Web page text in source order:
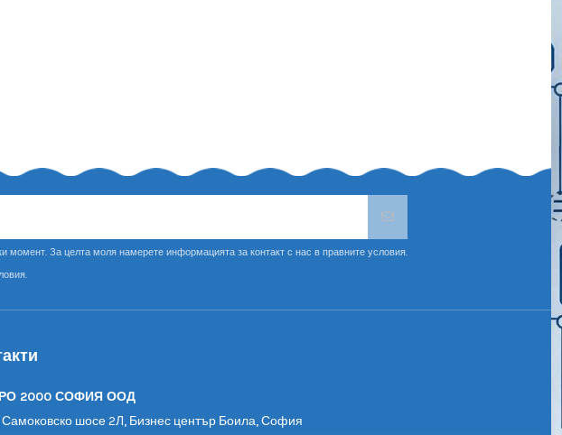
момент. За целта моля намерете информацията за контакт с нас в правните условия.
2000 СОФИЯ ООД
Самоковско шосе 2Л, Бизнес център Боила, София